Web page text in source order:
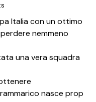
Italia con un ottimo
nemmeno
una vera squadra
nasce prop